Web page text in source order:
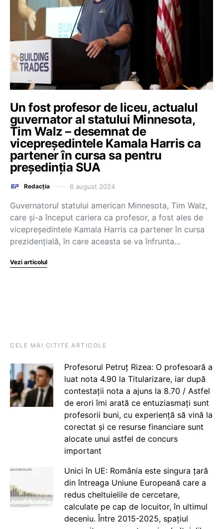
Un fost profesor de liceu, actualul
guvernator al statului Minnesota,
Tim Walz – desemnat de
vicepreședintele Kamala Harris ca
partener în cursa sa pentru
președinția SUA
Redacția 6 august 2024
Guvernatorul statului american Minnesota, Tim Walz,
care și-a început cariera ca profesor, a fost ales de
vicepreședintele Kamala Harris ca partener în cursa
prezidențială, în care aceasta se va înfrunta…
Vezi articolul
CELE MAI CITITE ARTICOLE
Profesorul Petruț Rizea: O profesoară a
luat nota 4.90 la Titularizare, iar după
contestații nota a ajuns la 8.70 / Astfel
de erori îmi arată ce entuziasmați sunt
profesorii buni, cu experiență să vină la
corectat și ce resurse financiare sunt
alocate unui astfel de concurs
important
Unici în UE: România este singura țară
din întreaga Uniune Europeană care a
redus cheltuielile de cercetare,
calculate pe cap de locuitor, în ultimul
deceniu. Între 2015-2025, spațiul